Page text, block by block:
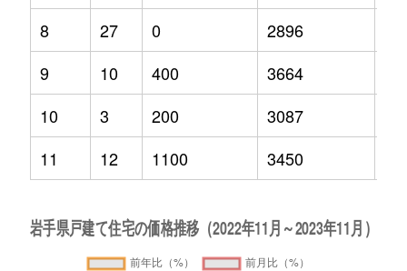
8
27 0 2896
9
10 400 3664
10
3 200 3087
11
12 1100 3450